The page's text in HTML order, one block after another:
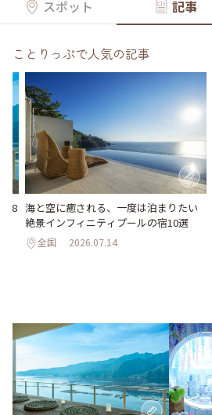
スポット 記事
ことりっぷで人気の記事
8 海と空に癒される、一度は泊まりたい
絶景インフィニティプールの宿10選
全国 2026.07.14